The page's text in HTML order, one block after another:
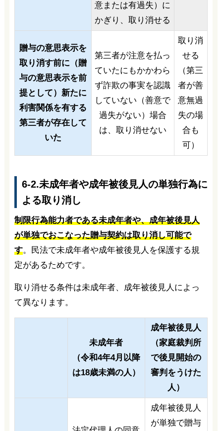
意または有過失）に
かぎり、取り消せる
贈与の意思表示を
取り消す前に（贈
与の意思表示を前
提として）新たに
利害関係を有する
第三者が存在して
いた
第三者が注意を払っ
ていたにもかかわら
ず詐欺の事実を認識
していない（善意で
過失がない）場合
は、取り消せない
取り消
せる
（第三
者が善
意無過
失の場
合も
可）
6-2.未成年者や成年被後見人の単独行為に
よる取り消し
制限行為能力者である未成年者や、成年被後見人
が単独でおこなった贈与契約は取り消し可能で
す。民法で未成年者や成年被後見人を保護する規
定があるためです。
取り消せる条件は未成年者、成年被後見人によっ
て異なります。
未成年者
（令和4年4月以降
は18歳未満の人）
成年被後見人
（家庭裁判所
で後見開始の
審判をうけた
人）
成年被後見人
が単独で贈与